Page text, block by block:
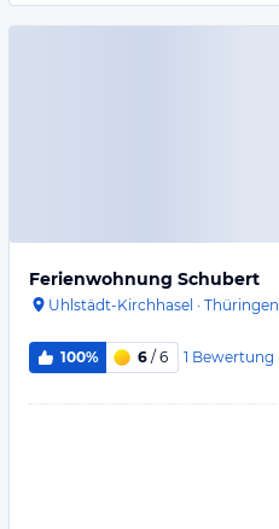
Ferienwohnung Schubert
Uhlstädt-Kirchhasel · Thüringen
100% 6 / 6 1 Bewertung